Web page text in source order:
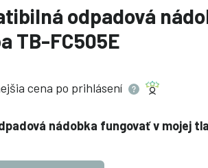
odpadová
TB-FC505E
cena po prihlásení
nádobka fungovať v mojej